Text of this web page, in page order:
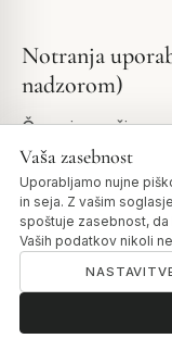
Notranja
nadzorom)
Če priporoči
Količina: 5-10
Medij:
Čas: Običajno
Pogostost:
predpisano
Trajanje: Kot
Vaša zasebnost
Uporabljamo nujne
in seja. Z vašim
spoštuje zasebnost,
Vaših podatkov nikoli